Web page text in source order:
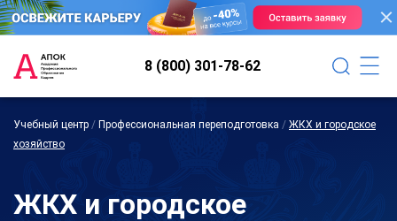
8 (800) 301-78-62
Учебный центр / Профессиональная переподготовка / ЖКХ и городское
хозяйство
ЖКХ и городское